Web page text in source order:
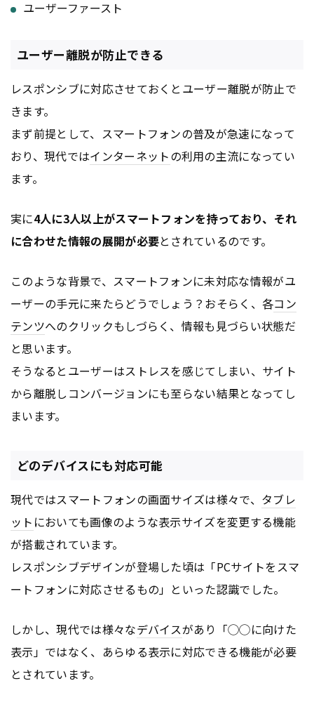
ユーザーファースト
ユーザー離脱が防止できる
レスポンシブに対応させておくとユーザー離脱が防止で
きます。
まず前提として、スマートフォンの普及が急速になって
おり、現代ではインターネットの利用の主流になってい
ます。
実に4人に3人以上がスマートフォンを持っており、それ
に合わせた情報の展開が必要とされているのです。
このような背景で、スマートフォンに未対応な情報がユ
ーザーの手元に来たらどうでしょう？おそらく、各コン
テンツへのクリックもしづらく、情報も見づらい状態だ
と思います。
そうなるとユーザーはストレスを感じてしまい、サイト
から離脱しコンバージョンにも至らない結果となってし
まいます。
どのデバイスにも対応可能
現代ではスマートフォンの画面サイズは様々で、 タブレ
ット においても画像のような表示サイズを変更する機能
が搭載されています。
レスポンシブデザインが登場した頃は「PCサイトをスマ
ートフォンに対応させるもの」といった認識でした。
しかし、現代では様々なデバイスがあり「◯◯に向けた
表示」ではなく、あらゆる表示に対応できる機能が必要
とされています。